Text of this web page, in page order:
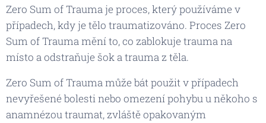
Zero Sum of Trauma je proces, který používáme v
případech, kdy je tělo traumatizováno. Proces Zero
Sum of Trauma mění to, co zablokuje trauma na
místo a odstraňuje šok a trauma z těla.
Zero Sum of Trauma může bát použit v případech
nevyřešené bolesti nebo omezení pohybu u někoho s
anamnézou traumat, zvláště opakovaným